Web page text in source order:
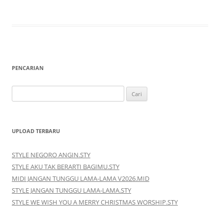
PENCARIAN
untuk:
UPLOAD TERBARU
STYLE NEGORO ANGIN.STY
STYLE AKU TAK BERARTI BAGIMU.STY
MIDI JANGAN TUNGGU LAMA-LAMA V2026.MID
STYLE JANGAN TUNGGU LAMA-LAMA.STY
STYLE WE WISH YOU A MERRY CHRISTMAS WORSHIP.STY